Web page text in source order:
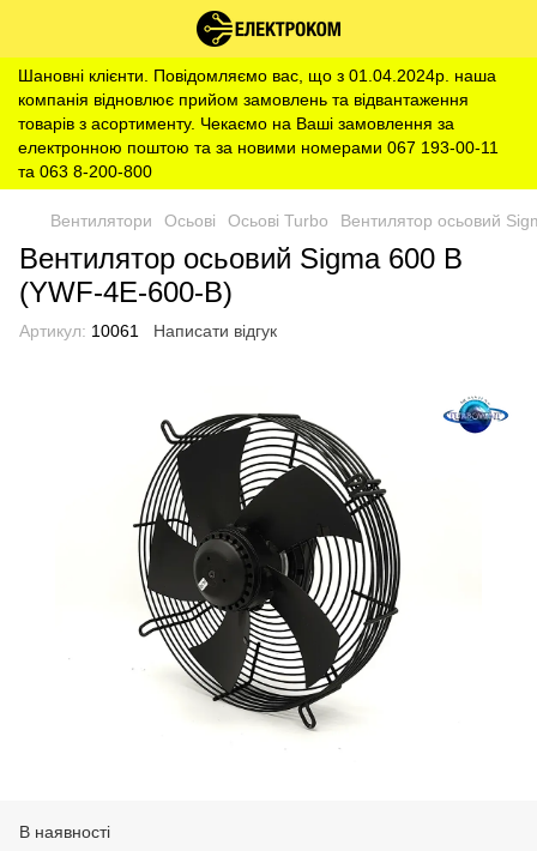
Шановні клієнти. Повідомляємо вас, що з 01.04.2024р. наша
компанія відновлює прийом замовлень та відвантаження
товарів з асортименту. Чекаємо на Ваші замовлення за
електронною поштою та за новими номерами 067 193-00-11
та 063 8-200-800
Вентилятори Осьові Осьові Turbo Вентилятор осьовий
Вентилятор осьовий Sigma 600 B
(YWF-4E-600-B)
Артикул: 10061 Написати відгук
В наявності